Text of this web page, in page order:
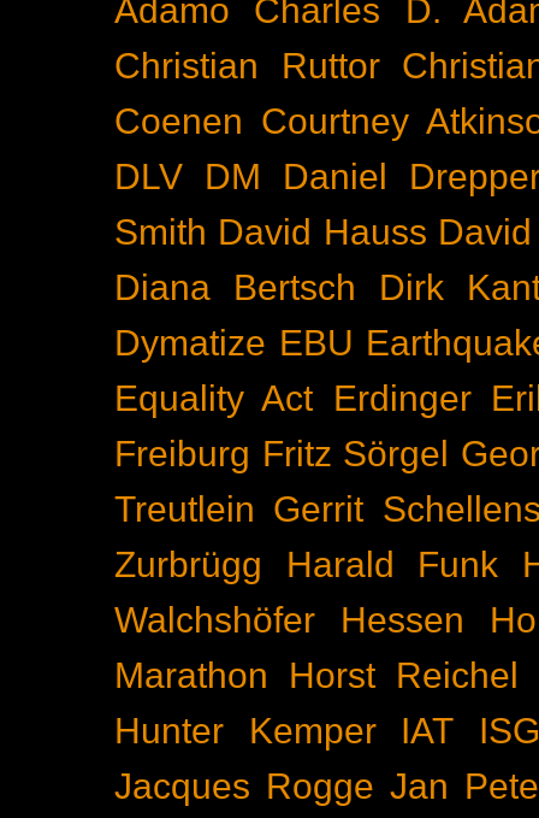
Adamo
Charles D.
Christian Ruttor
Coenen Courtney
DLV
DM
Daniel
Smith David Hauss
Diana Bertsch
Dirk
Dymatize EBU
Equality Act Erdinger
Freiburg Fritz Sörgel
Treutlein Gerrit
Zurbrügg
Harald Funk
Walchshöfer
Hessen
Marathon
Horst Reichel
Hunter Kemper
IAT
Jacques Rogge Jan